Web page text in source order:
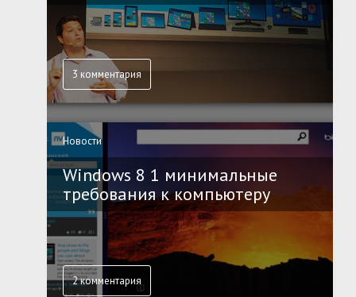
3 комментария
Новости
Windows 8 1 минимальные
требования к компьютеру
2 комментария